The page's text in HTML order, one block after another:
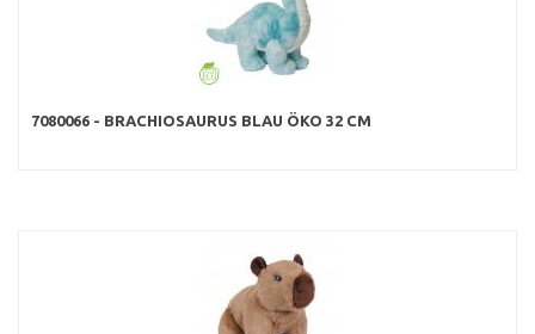
7080066 - BRACHIOSAURUS BLAU ÖKO 32 CM